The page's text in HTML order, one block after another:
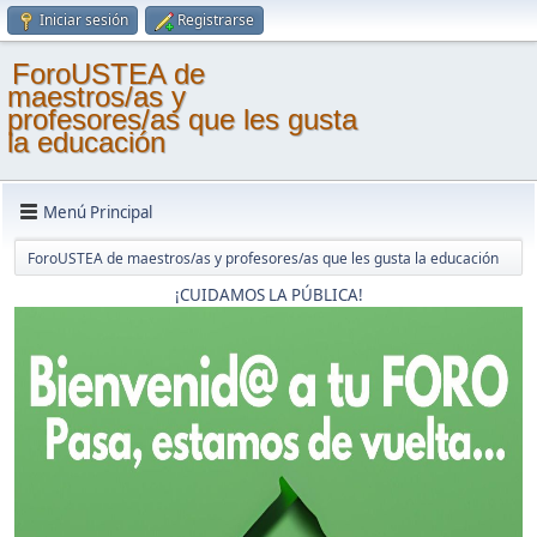
Iniciar sesión Registrarse
ForoUSTEA de
maestros/as y
profesores/as que les gusta
la educación
Menú Principal
ForoUSTEA de maestros/as y profesores/as que les gusta la educación
¡CUIDAMOS LA PÚBLICA!